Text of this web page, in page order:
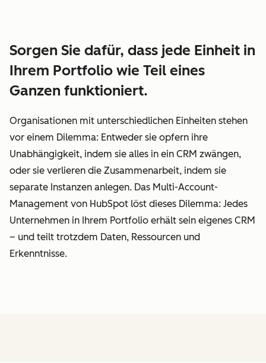
Sorgen Sie dafür, dass jede Einheit in
Ihrem Portfolio wie Teil eines
Ganzen funktioniert.
Organisationen mit unterschiedlichen Einheiten stehen
vor einem Dilemma: Entweder sie opfern ihre
Unabhängigkeit, indem sie alles in ein CRM zwängen,
oder sie verlieren die Zusammenarbeit, indem sie
separate Instanzen anlegen. Das Multi-Account-
Management von HubSpot löst dieses Dilemma: Jedes
Unternehmen in Ihrem Portfolio erhält sein eigenes CRM
– und teilt trotzdem Daten, Ressourcen und
Erkenntnisse.